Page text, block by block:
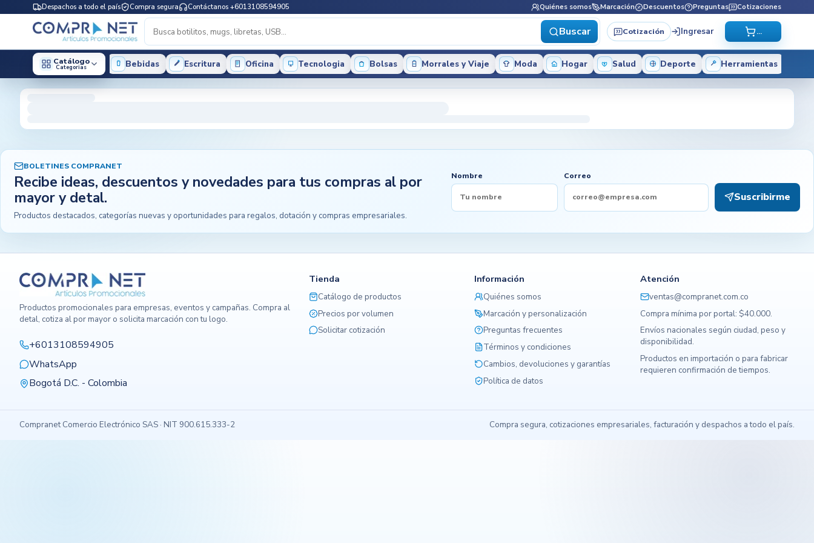
Despachos a todo el país Compra segura Contáctanos +6013108594905 Quiénes somos Marcación Descuentos Preguntas Cotizaciones
Buscar Cotización Ingresar ...
Catálogo
Categorias Bebidas Escritura Oficina Tecnologia Bolsas Morrales y Viaje Moda Hogar Salud Deporte Herramientas
BOLETINES COMPRANET
Recibe ideas, descuentos y novedades para tus compras al por
mayor y detal.
Productos destacados, categorías nuevas y oportunidades para regalos, dotación y compras empresariales.
Nombre Correo
Suscribirme
Productos promocionales para empresas, eventos y campañas. Compra al
detal, cotiza al por mayor o solicita marcación con tu logo.
+6013108594905
WhatsApp
Bogotá D.C. - Colombia
Tienda
Catálogo de productos
Precios por volumen
Solicitar cotización
Información
Quiénes somos
Marcación y personalización
Preguntas frecuentes
Términos y condiciones
Cambios, devoluciones y garantías
Política de datos
Atención
ventas@compranet.com.co
Compra mínima por portal: $40.000.
Envíos nacionales según ciudad, peso y
disponibilidad.
Productos en importación o para fabricar
requieren confirmación de tiempos.
Compranet Comercio Electrónico SAS · NIT 900.615.333-2 Compra segura, cotizaciones empresariales, facturación y despachos a todo el país.